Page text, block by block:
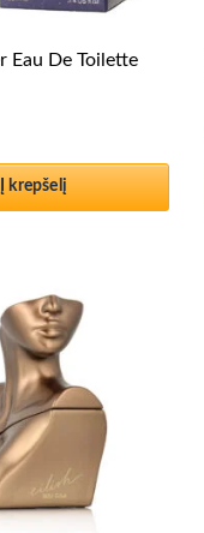
Eau De Toilette
Į krepšelį